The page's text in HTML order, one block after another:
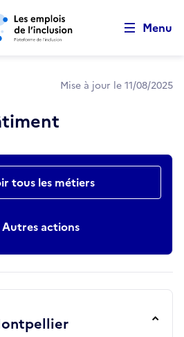
au contenu principal
Menu
Mise à jour le 11/08/2025
tous les métiers
Autres actions